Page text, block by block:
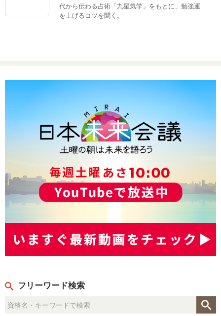
代から伝わる占術「九星気学」をもとに、勉強運
を上げるコツを聞く。
フリーワード検索